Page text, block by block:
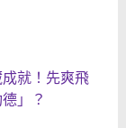
成就！先爽飛
」？